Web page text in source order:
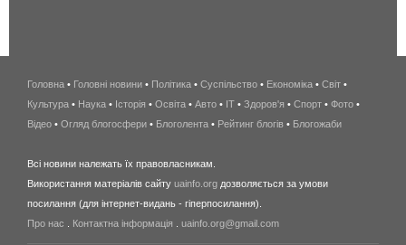
беспроводной
интернет
киев
wimax
в
Головна • Головні новини • Політика • Суспільство • Економіка • Світ •
Культура • Наука • Історія • Освіта • Авто • IT • Здоров'я • Спорт • Фото •
Відео • Огляд блогосфери • Блоголента • Рейтинг блогів • Блогожаби
Всі новини належать їх правовласникам.
Використання матеріалів сайту uainfo.org дозволяється за умови
посилання (для інтернет-видань - гіперпосилання).
Про нас
Контактна інформація uainfo.org@gmail.com